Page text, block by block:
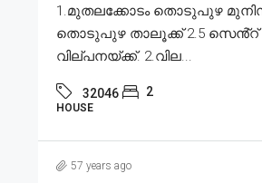
1.മുതലക്കോടം തൊടുപുഴ
തൊടുപുഴ താലൂക്ക് 2.5 സെൻ്റ്
വില്പനയ്ക്ക്. 2.വില...
32046 2
HOUSE
57 years ago